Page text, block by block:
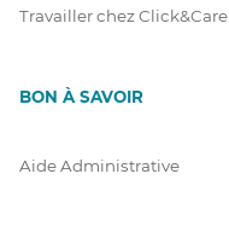
Travailler chez Click&Care
BON À SAVOIR
Aide Administrative